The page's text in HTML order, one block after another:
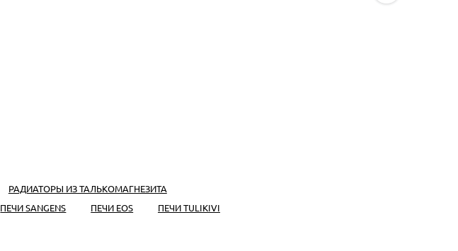
РАДИАТОРЫ ИЗ ТАЛЬКОМАГНЕЗИТА
ПЕЧИ SANGENS ПЕЧИ EOS ПЕЧИ TULIKIVI